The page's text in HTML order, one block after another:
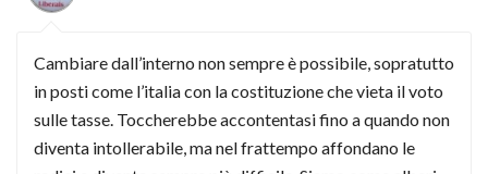
Cambiare dall’interno non sempre è possibile, sopratutto
in posti come l’italia con la costituzione che vieta il voto
sulle tasse. Toccherebbe accontentasi fino a quando non
diventa intollerabile, ma nel frattempo affondano le